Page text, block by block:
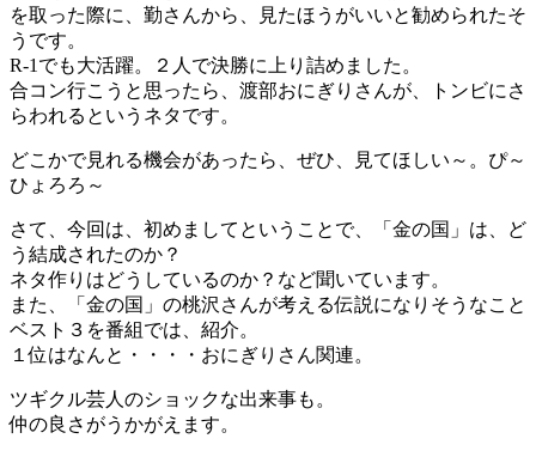
を取った際に、勤さんから、見たほうがいいと勧められたそ
うです。
R-1でも大活躍。２人で決勝に上り詰めました。
合コン行こうと思ったら、渡部おにぎりさんが、トンビにさ
らわれるというネタです。
どこかで見れる機会があったら、ぜひ、見てほしい～。ぴ～
ひょろろ～
さて、今回は、初めましてということで、「金の国」は、ど
う結成されたのか？
ネタ作りはどうしているのか？など聞いています。
また、「金の国」の桃沢さんが考える伝説になりそうなこと
ベスト３を番組では、紹介。
１位はなんと・・・・おにぎりさん関連。
ツギクル芸人のショックな出来事も。
仲の良さがうかがえます。